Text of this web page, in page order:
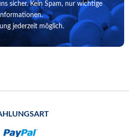
sicher. Kein Spam, nur wichtige
jederzeit möglich.